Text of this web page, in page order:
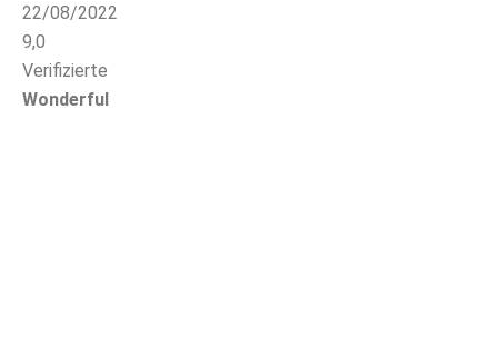
22/08/2022
9,0
Verifizierte
Wonderful